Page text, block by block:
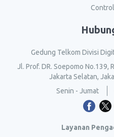
Gedung Telkom Divisi
Jl. Prof. DR. Soepomo No.139,
Jakarta Selatan,
Senin - Jumat
Layanan